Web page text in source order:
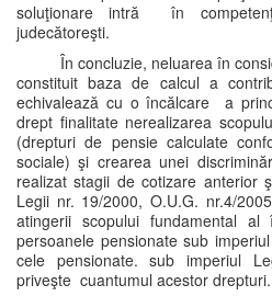
soluţionare intră în
judecătoreşti.
În concluzie, neluarea în
constituit baza de calcul a
echivalează cu o încălcare a
drept finalitate nerealizarea
(drepturi de pensie calculate
sociale) şi crearea unei
realizat stagii de cotizare anterior
Legii nr. 19/2000, O.U.G. nr.4/
atingerii scopului fundamental al
persoanele pensionate sub
cele pensionate. sub imperiul
priveşte cuantumul acestor drepturi.